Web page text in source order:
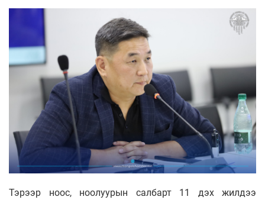
Тэрээр ноос, ноолуурын салбарт 11 дэх жилдээ